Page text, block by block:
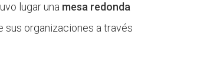
lugar una mesa redonda
organizaciones a través